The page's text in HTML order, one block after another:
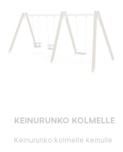
KEINURUNKO KOLMELLE
Keinurunko kolmelle keinulle